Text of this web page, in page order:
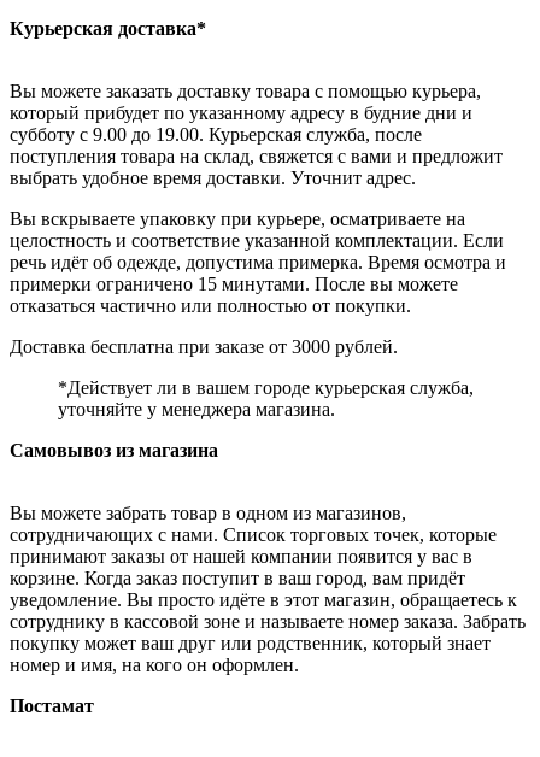
Курьерская доставка*
Вы можете заказать доставку товара с помощью курьера,
который прибудет по указанному адресу в будние дни и
субботу с 9.00 до 19.00. Курьерская служба, после
поступления товара на склад, свяжется с вами и предложит
выбрать удобное время доставки. Уточнит адрес.
Вы вскрываете упаковку при курьере, осматриваете на
целостность и соответствие указанной комплектации. Если
речь идёт об одежде, допустима примерка. Время осмотра и
примерки ограничено 15 минутами. После вы можете
отказаться частично или полностью от покупки.
Доставка бесплатна при заказе от 3000 рублей.
*Действует ли в вашем городе курьерская служба,
уточняйте у менеджера магазина.
Самовывоз из магазина
Вы можете забрать товар в одном из магазинов,
сотрудничающих с нами. Список торговых точек, которые
принимают заказы от нашей компании появится у вас в
корзине. Когда заказ поступит в ваш город, вам придёт
уведомление. Вы просто идёте в этот магазин, обращаетесь к
сотруднику в кассовой зоне и называете номер заказа. Забрать
покупку может ваш друг или родственник, который знает
номер и имя, на кого он оформлен.
Постамат